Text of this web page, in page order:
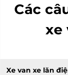
Các
xe
Xe van xe lăn